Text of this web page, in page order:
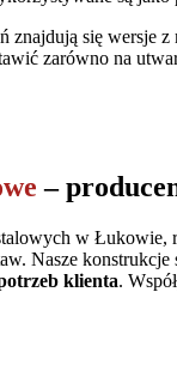
znajdują się wersje
zarówno na
–
w Łukowie,
Nasze
klienta.